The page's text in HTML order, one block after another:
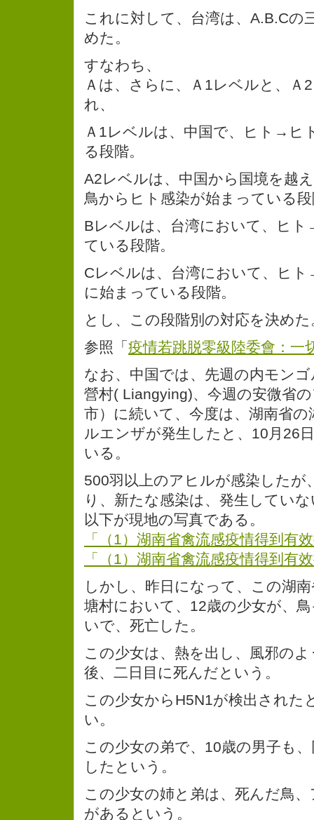
これに対して、台湾は、A.B.Cの
めた。
すなわち、
Ａは、さらに、Ａ1レベルと、Ａ
れ、
Ａ1レベルは、中国で、ヒト→ヒ
る段階。
A2レベルは、中国から国境を越
鳥からヒト感染が始まっている
Bレベルは、台湾において、ヒ
ている段階。
Cレベルは、台湾において、ヒ
に始まっている段階。
とし、この段階別の対応を決めた
参照「 疫情若跳脱零級陸委會：一
なお、中国では、先週の内モン
營村( Liangying)、今週の安微省
市）に続いて、今度は、湖南省
ルエンザが発生したと、10月26
いる。
500羽以上のアヒルが感染したが
り、新たな感染は、発生してい
以下が現地の写真である。
「（1）湖南省禽流感疫情得到有
「（1）湖南省禽流感疫情得到有
しかし、昨日になって、この湖
塘村において、12歳の少女が、
いで、死亡した。
この少女は、熱を出し、風邪の
後、二日目に死んだという。
この少女からH5N1が検出された
い。
この少女の弟で、10歳の男子も
したという。
この少女の姉と弟は、死んだ鳥
があるという。